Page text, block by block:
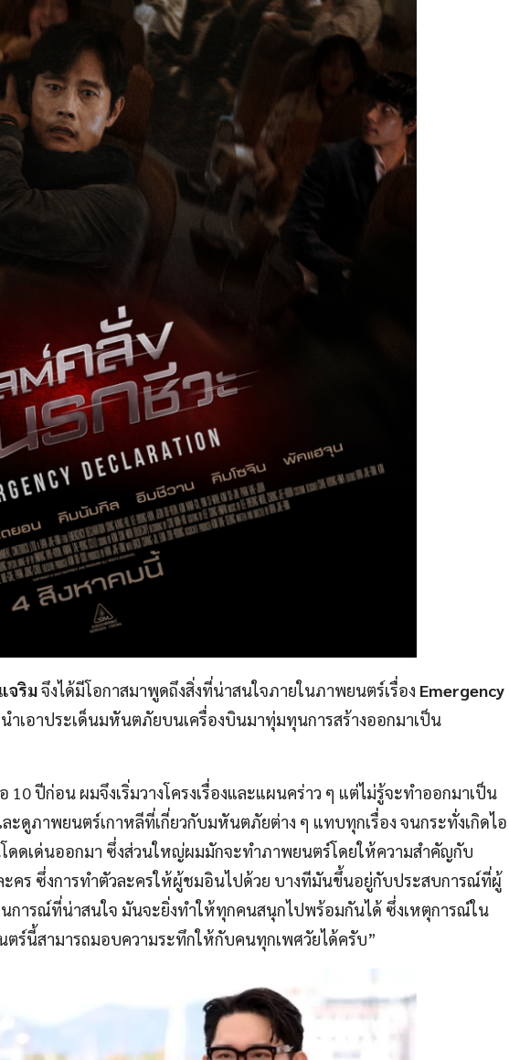
จริมจึงได้มีโอกาสมาพูดถึงสิ่งที่น่าสนใจภายในภาพยนตร์เรื่อง Emergency
ำเอาประเด็นมหันตภัยบนเครื่องบินมาทุ่มทุนการสร้างออกมาเป็น
ปีก่อน ผมจึงเริ่มวางโครงเรื่องและแผนคร่าว ๆ แต่ไม่รู้จะทำออกมาเป็น
ดูภาพยนตร์เกาหลีที่เกี่ยวกับมหันตภัยต่าง ๆ แทบทุกเรื่อง จนกระทั่งเกิดไอ
โดดเด่นออกมา ซึ่งส่วนใหญ่ผมมักจะทำภาพยนตร์โดยให้ความสำคัญกับ
คร ซึ่งการทำตัวละครให้ผู้ชมอินไปด้วย บางทีมันขึ้นอยู่กับประสบการณ์ที่ผู้
ารณ์ที่น่าสนใจ มันจะยิ่งทำให้ทุกคนสนุกไปพร้อมกันได้ ซึ่งเหตุการณ์ใน
ตร์นี้สามารถมอบความระทึกให้กับคนทุกเพศวัยได้ครับ”